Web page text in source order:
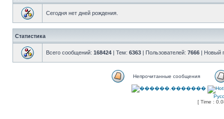
Сегодня нет дней рождения.
Статистика
Всего сообщений: 168424 | Тем: 6363 | Пользователей: 7666 | Новый
Непрочитанные сообщения
[ Time :